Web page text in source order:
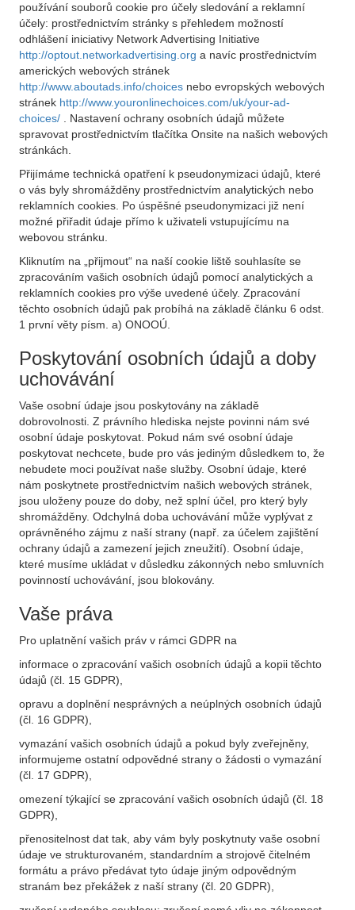
používání souborů cookie pro účely sledování a reklamní
účely: prostřednictvím stránky s přehledem možností
odhlášení iniciativy Network Advertising Initiative
http://optout.networkadvertising.org a navíc prostřednictvím
amerických webových stránek
http://www.aboutads.info/choices nebo evropských webových
stránek http://www.youronlinechoices.com/uk/your-ad-
choices/
. Nastavení ochrany osobních údajů můžete
spravovat prostřednictvím tlačítka Onsite na našich webových
stránkách.
Přijímáme technická opatření k pseudonymizaci údajů, které
o vás byly shromážděny prostřednictvím analytických nebo
reklamních cookies. Po úspěšné pseudonymizaci již není
možné přiřadit údaje přímo k uživateli vstupujícímu na
webovou stránku.
Kliknutím na „přijmout“ na naší cookie liště souhlasíte se
zpracováním vašich osobních údajů pomocí analytických a
reklamních cookies pro výše uvedené účely. Zpracování
těchto osobních údajů pak probíhá na základě článku 6 odst.
1 první věty písm. a) ONOOÚ.
Poskytování osobních údajů a doby
uchovávání
Vaše osobní údaje jsou poskytovány na základě
dobrovolnosti. Z právního hlediska nejste povinni nám své
osobní údaje poskytovat. Pokud nám své osobní údaje
poskytovat nechcete, bude pro vás jediným důsledkem to, že
nebudete moci používat naše služby. Osobní údaje, které
nám poskytnete prostřednictvím našich webových stránek,
jsou uloženy pouze do doby, než splní účel, pro který byly
shromážděny. Odchylná doba uchovávání může vyplývat z
oprávněného zájmu z naší strany (např. za účelem zajištění
ochrany údajů a zamezení jejich zneužití). Osobní údaje,
které musíme ukládat v důsledku zákonných nebo smluvních
povinností uchovávání, jsou blokovány.
Vaše práva
Pro uplatnění vašich práv v rámci GDPR na
informace o zpracování vašich osobních údajů a kopii těchto
údajů (čl. 15 GDPR),
opravu a doplnění nesprávných a neúplných osobních údajů
(čl. 16 GDPR),
vymazání vašich osobních údajů a pokud byly zveřejněny,
informujeme ostatní odpovědné strany o žádosti o vymazání
(čl. 17 GDPR),
omezení týkající se zpracování vašich osobních údajů (čl. 18
GDPR),
přenositelnost dat tak, aby vám byly poskytnuty vaše osobní
údaje ve strukturovaném, standardním a strojově čitelném
formátu a právo předávat tyto údaje jiným odpovědným
stranám bez překážek z naší strany (čl. 20 GDPR),